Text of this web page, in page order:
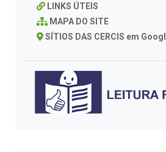
LINKS ÚTEIS
MAPA DO SITE
SÍTIOS DAS CERCIS em